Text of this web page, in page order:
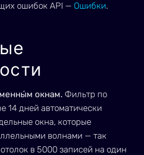
ошибок API — Ошибки.
окнам. Фильтр по
14 дней автоматически
окна, которые
волнами — так
в 5000 записей на один